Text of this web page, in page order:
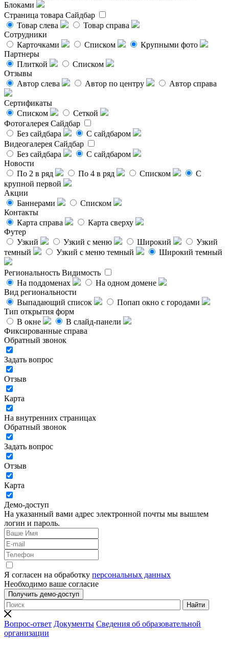
Блоками
Страница товара Сайдбар
Товар слева
Товар справа
Сотрудники
Карточками
Списком
Крупными фото
Партнеры
Плиткой
Списком
Отзывы
Автор слева
Автор по центру Автор справа
Сертификаты
Списком
Сеткой
Фотогалерея Сайдбар
Без сайдбара
С сайдбаром
Видеогалерея Сайдбар
Без сайдбара
С сайдбаром
Новости
По 2 в ряд
По 4 в ряд Списком
С
крупной первой
Акции
Баннерами
Списком
Контакты
Карта справа
Карта сверху
Футер
Узкий
Узкий с меню Широкий
Узкий
темный
Узкий с меню темный Широкий темный
Региональность Видимость
На поддоменах
На одном домене
Вид региональности
Выпадающий список
Попап окно с городами
Тип открытия форм
В окне
В слайд-панели
Фиксированные справа
Обратный звонок
Задать вопрос
Отзыв
Карта
На внутренних страницах
Обратный звонок
Задать вопрос
Отзыв
Карта
Демо-доступ
На указанный вами адрес электронной почты мы вышлем
логин и пароль.
Я согласен на обработку персональных данных
Необходимо ваше согласие
Получить демо-доступ
Найти
Вопрос-ответ Документы Сведения об образовательной
организации